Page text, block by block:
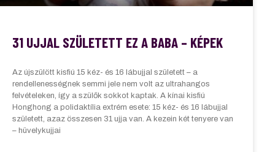
31 UJJAL SZÜLETETT EZ A BABA – KÉPEK
Az újszülött kisfiú 15 kéz- és 16 lábujjal született – a
rendellenességnek semmi jele nem volt az ultrahangos
felvételeken, így a szülők sokkot kaptak. A kínai kisfiú
Honghong a polidaktília extrém esete: 15 kéz- és 16 lábujjal
született, azaz összesen 31 ujja van. A kezein két tenyere van
– hüvelykujjai